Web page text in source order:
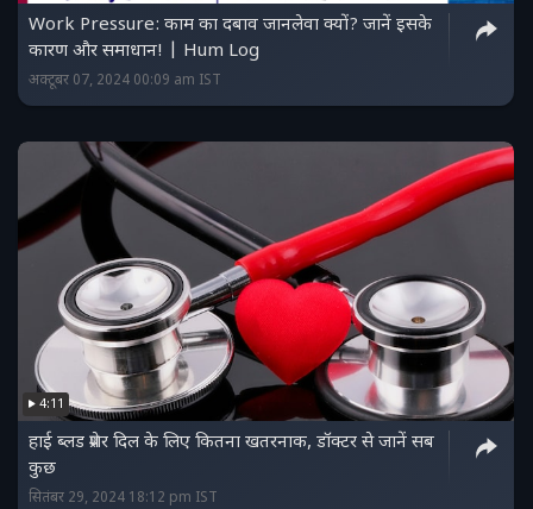
Work Pressure: काम का दबाव जानलेवा क्यों? जानें इसके
कारण और समाधान! | Hum Log
अक्टूबर 07, 2024 00:09 am IST
4:11
हाई ब्लड प्रेशर दिल के लिए कितना खतरनाक, डॉक्टर से जानें सब
कुछ
सितंबर 29, 2024 18:12 pm IST